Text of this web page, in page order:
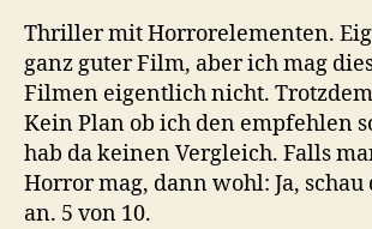
Thriller mit Horrorelementen.
ganz guter Film, aber ich mag
Filmen eigentlich nicht.
Kein Plan ob ich den empfehlen
hab da keinen Vergleich. Falls
Horror mag, dann wohl: Ja,
an. 5 von 10.